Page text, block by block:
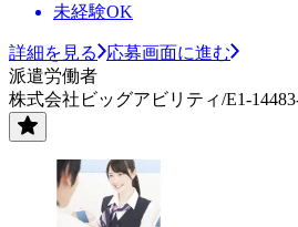
未経験OK
詳細を見る
応募画面に進む
派遣労働者
株式会社ビッグアビリティ/E1-